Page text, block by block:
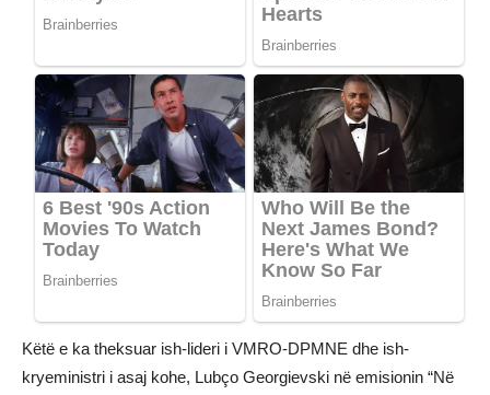
Këtë e ka theksuar ish-lideri i VMRO-DPMNE dhe ish-
kryeministri i asaj kohe, Lubço Georgievski në emisionin “Në